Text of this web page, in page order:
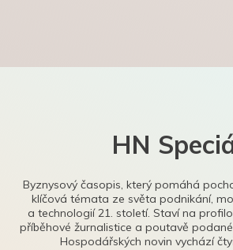
HN
Byznysový časopis, který pomáhá
klíčová témata ze světa podnikání,
a technologií 21. století. Staví na
příběhové žurnalistice a poutavě
Hospodářských novin vychází